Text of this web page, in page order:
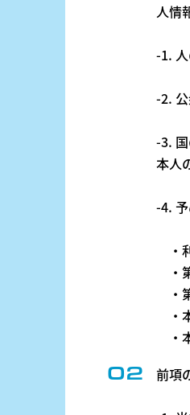
人情
-1.
-2.
-3.
本人
-4.
・
・
・
・
・
前項